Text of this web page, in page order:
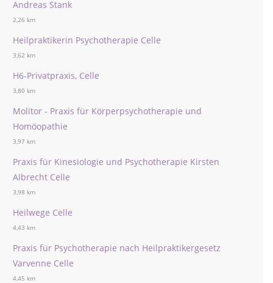
Andreas Stank
2,26 km
Heilpraktikerin Psychotherapie Celle
3,62 km
H6-Privatpraxis, Celle
3,80 km
Molitor - Praxis für Körperpsychotherapie und
Homöopathie
3,97 km
Praxis für Kinesiologie und Psychotherapie Kirsten
Albrecht Celle
3,98 km
Heilwege Celle
4,43 km
Praxis für Psychotherapie nach Heilpraktikergesetz
Varvenne Celle
4,45 km